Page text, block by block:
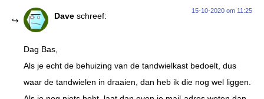
Dave schreef:
15-10-2020 om 11:25
Dag Bas,
Als je echt de behuizing van de tandwielkast bedoelt, dus
waar de tandwielen in draaien, dan heb ik die nog wel liggen.